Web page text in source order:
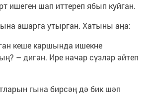
ишеген шап иттереп ябып куйган.
ашарга утырган. Хатыны аңа:
кеше каршында ишекне
– дигән. Ире начар сүзләр әйтеп
гына бирсәң дә бик шәп